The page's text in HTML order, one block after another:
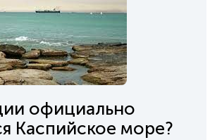
официально
Каспийское море?